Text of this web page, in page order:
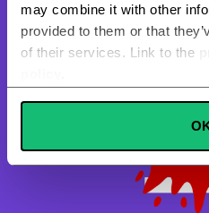
may combine it with other
provided to them or that
of their services. Link to the